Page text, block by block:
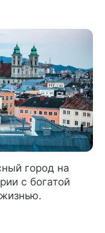
город на
с богатой